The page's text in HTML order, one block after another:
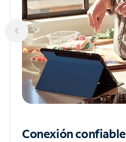
Conexión confiable